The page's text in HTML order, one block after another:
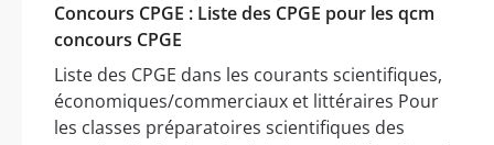
Concours CPGE : Liste des CPGE pour les qcm
concours CPGE
Liste des CPGE dans les courants scientifiques,
économiques/commerciaux et littéraires Pour
les classes préparatoires scientifiques des